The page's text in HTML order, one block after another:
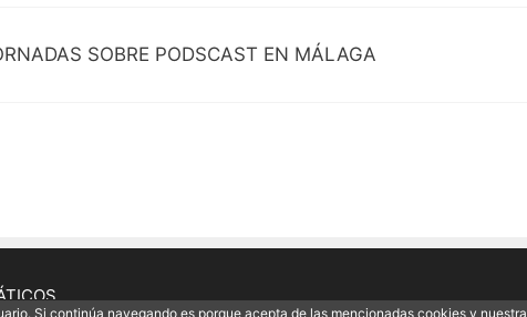
SOBRE PODSCAST EN MÁLAGA
Si continúa navegando es porque acepta de las mencionadas cookies y nuestra